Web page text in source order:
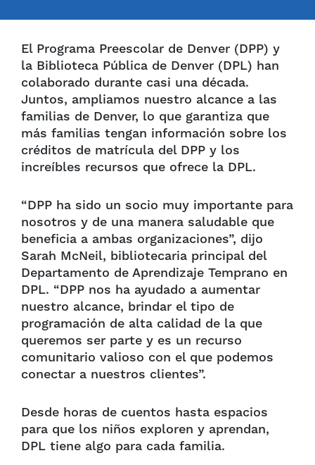
El Programa Preescolar de Denver (DPP) y
la Biblioteca Pública de Denver (DPL) han
colaborado durante casi una década.
Juntos, ampliamos nuestro alcance a las
familias de Denver, lo que garantiza que
más familias tengan información sobre los
créditos de matrícula del DPP y los
increíbles recursos que ofrece la DPL.
“DPP ha sido un socio muy importante para
nosotros y de una manera saludable que
beneficia a ambas organizaciones”, dijo
Sarah McNeil, bibliotecaria principal del
Departamento de Aprendizaje Temprano en
DPL. “DPP nos ha ayudado a aumentar
nuestro alcance, brindar el tipo de
programación de alta calidad de la que
queremos ser parte y es un recurso
comunitario valioso con el que podemos
conectar a nuestros clientes”.
Desde horas de cuentos hasta espacios
para que los niños exploren y aprendan,
DPL tiene algo para cada familia.